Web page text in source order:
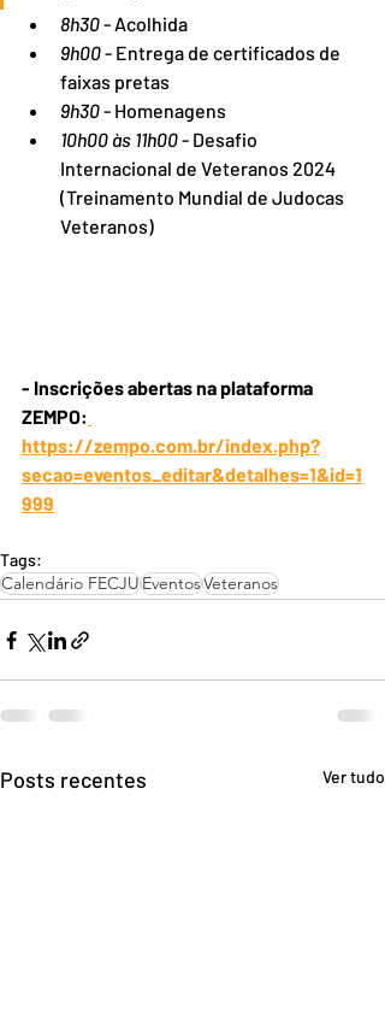
8h30 - Acolhida
9h00 - Entrega de certificados de
faixas pretas
9h30 - Homenagens
10h00 às 11h00 - Desafio
Internacional de Veteranos 2024
(Treinamento Mundial de Judocas
Veteranos)
- Inscrições abertas na plataforma
ZEMPO:
https://zempo.com.br/index.php?
secao=eventos_editar&detalhes=1&id=1
999
Tags:
Calendário FECJUEventosVeteranos
Posts recentes Ver tudo